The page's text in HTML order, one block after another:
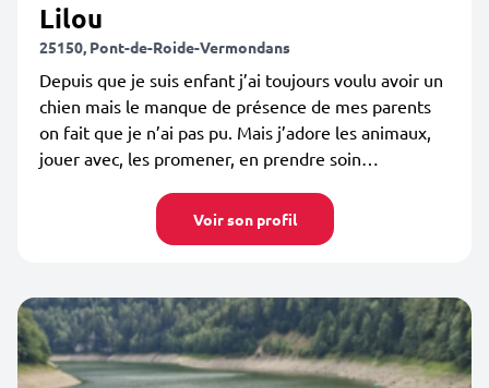
Lilou
25150, Pont-de-Roide-Vermondans
Depuis que je suis enfant j’ai toujours voulu avoir un
chien mais le manque de présence de mes parents
on fait que je n’ai pas pu. Mais j’adore les animaux,
jouer avec, les promener, en prendre soin…
Voir son profil